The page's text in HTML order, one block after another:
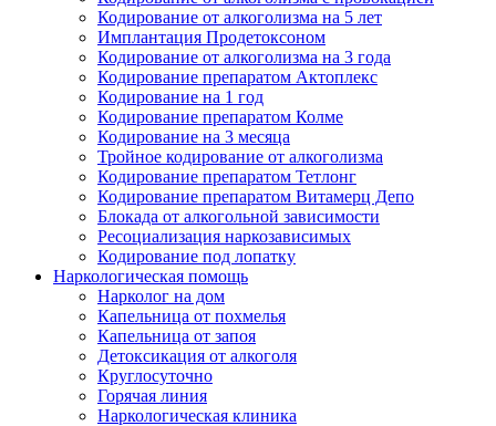
Кодирование от алкоголизма на 5 лет
Имплантация Продетоксоном
Кодирование от алкоголизма на 3 года
Кодирование препаратом Актоплекс
Кодирование на 1 год
Кодирование препаратом Колме
Кодирование на 3 месяца
Тройное кодирование от алкоголизма
Кодирование препаратом Тетлонг
Кодирование препаратом Витамерц Депо
Блокада от алкогольной зависимости
Ресоциализация наркозависимых
Кодирование под лопатку
Наркологическая помощь
Нарколог на дом
Капельница от похмелья
Капельница от запоя
Детоксикация от алкоголя
Круглосуточно
Горячая линия
Наркологическая клиника